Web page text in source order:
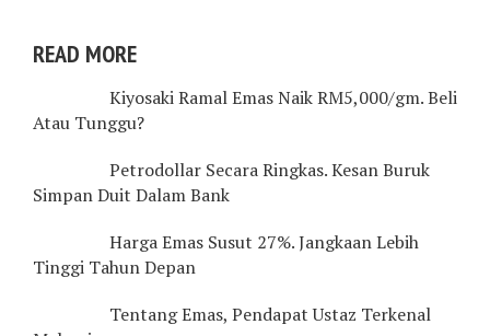
READ MORE
Kiyosaki Ramal Emas Naik RM5,000/gm. Beli
Atau Tunggu?
Petrodollar Secara Ringkas. Kesan Buruk
Simpan Duit Dalam Bank
Harga Emas Susut 27%. Jangkaan Lebih
Tinggi Tahun Depan
Tentang Emas, Pendapat Ustaz Terkenal